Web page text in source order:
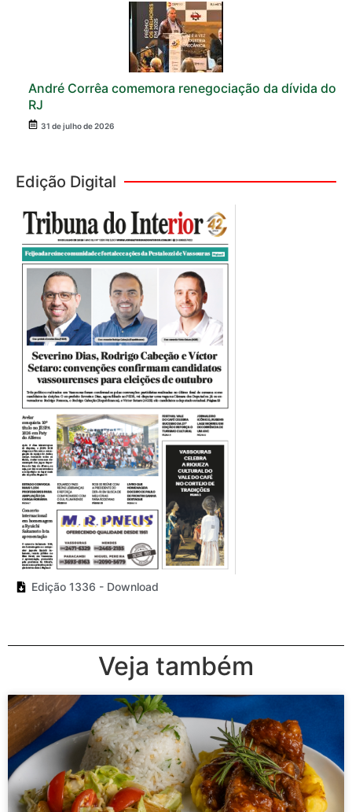
André Corrêa comemora renegociação da dívida do
RJ
31 de julho de 2026
Edição Digital
Edição 1336 - Download
Veja também